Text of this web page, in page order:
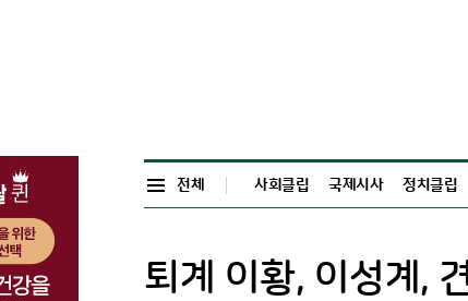
전체 사회클립 국제시사 정치클립
퇴계 이황, 이성계,